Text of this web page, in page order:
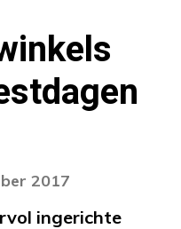
2017
ingerichte